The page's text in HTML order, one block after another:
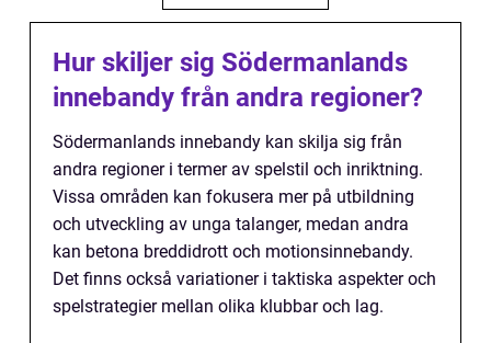
Hur skiljer sig Södermanlands
innebandy från andra regioner?
Södermanlands innebandy kan skilja sig från
andra regioner i termer av spelstil och inriktning.
Vissa områden kan fokusera mer på utbildning
och utveckling av unga talanger, medan andra
kan betona breddidrott och motionsinnebandy.
Det finns också variationer i taktiska aspekter och
spelstrategier mellan olika klubbar och lag.